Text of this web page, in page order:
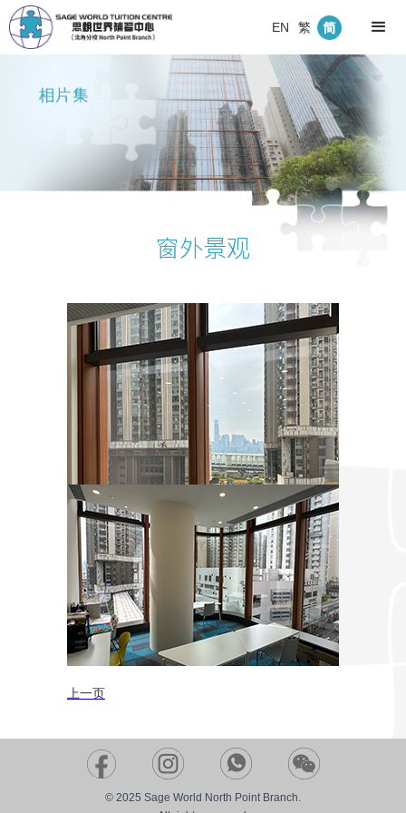
EN 繁
窗外景观
上一页
© 2025 Sage World North Point Branch.